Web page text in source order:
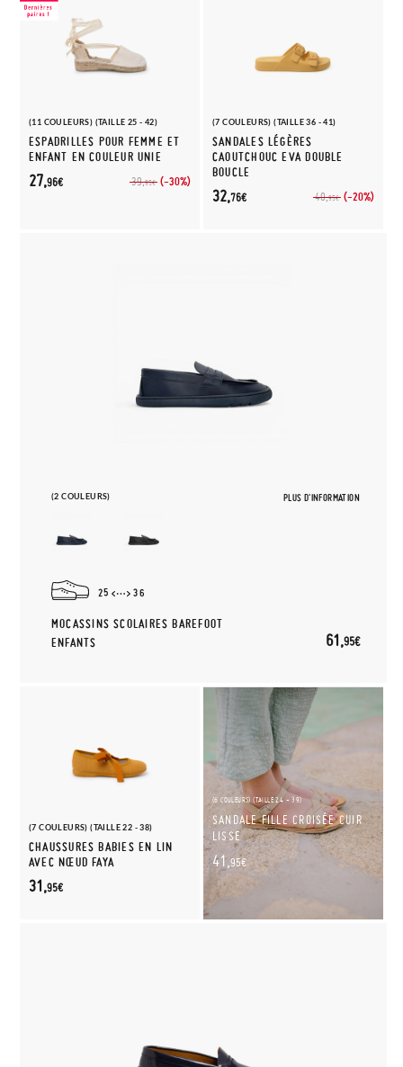
(11 COULEURS) (TAILLE 25 - 42)
ESPADRILLES POUR FEMME ET
ENFANT EN COULEUR UNIE
39,95€ (-30%)
27,96€
(7 COULEURS) (TAILLE 36 - 41)
SANDALES LÉGÈRES
CAOUTCHOUC EVA DOUBLE
BOUCLE
40,95€ (-20%)
32,76€
(2 COULEURS) PLUS D'INFORMATION
25 36
MOCASSINS SCOLAIRES BAREFOOT
ENFANTS
61,95€
(7 COULEURS) (TAILLE 22 - 38)
CHAUSSURES BABIES EN LIN
AVEC NŒUD FAYA
31,95€
(6 COULEURS) (TAILLE 24 - 39)
SANDALE FILLE CROISÉE CUIR
LISSE
41, 95€